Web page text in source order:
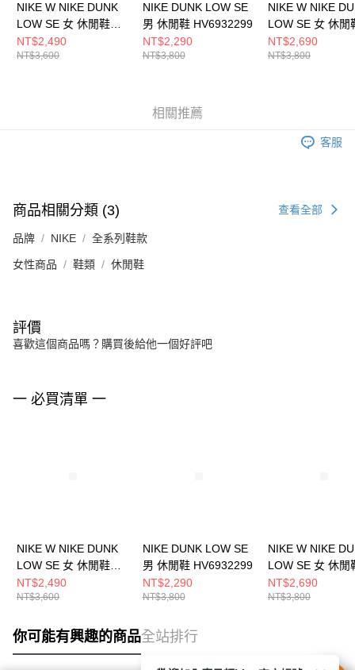
NIKE W NIKE DUNK
LOW SE 女 休閒鞋
HV1800101
NT$2,490
NT$3,600
NIKE DUNK LOW SE
男 休閒鞋 HV6932299
NT$2,290
NT$3,800
NIKE W NIKE
LOW SE 女 休閒
HQ7487700
NT$2,690
NT$3,800
相關推薦
客服
商品相關分類 (3) 查看全部
品牌 NIKE 全系列鞋款
女性商品 鞋類 休閒鞋
評價
喜歡這個商品嗎？購買後給他一個好評吧
一 必買清單 一
NIKE W NIKE DUNK
LOW SE 女 休閒鞋
HV1800101
NT$2,490
NT$3,600
NIKE DUNK LOW SE
男 休閒鞋 HV6932299
NT$2,290
NT$3,800
NIKE W NIKE
LOW SE 女 休閒
HQ7487700
NT$2,690
NT$3,800
你可能有興趣的商品全站排行